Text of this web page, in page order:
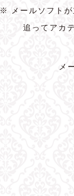
※ メールソフトが
追ってアカ
メ